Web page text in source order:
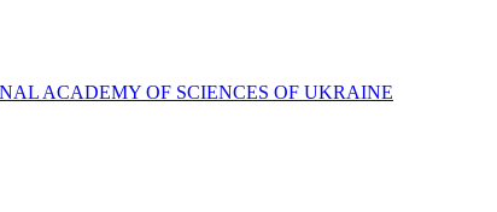
ACADEMY OF SCIENCES OF UKRAINE